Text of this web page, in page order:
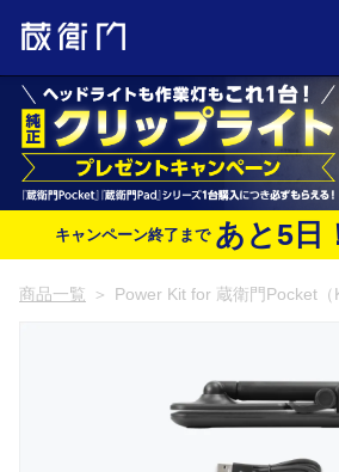
キャンペーン終了まで あと5 日
商品一覧 ＞ Power Kit for 蔵衛門Pocket（